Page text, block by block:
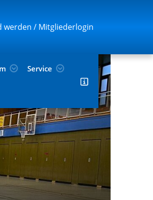
werden / Mitgliederlogin
Service